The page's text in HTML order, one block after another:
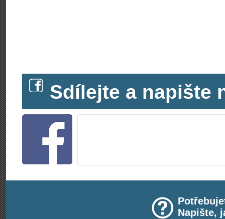
Sdílejte a napište
Napište,